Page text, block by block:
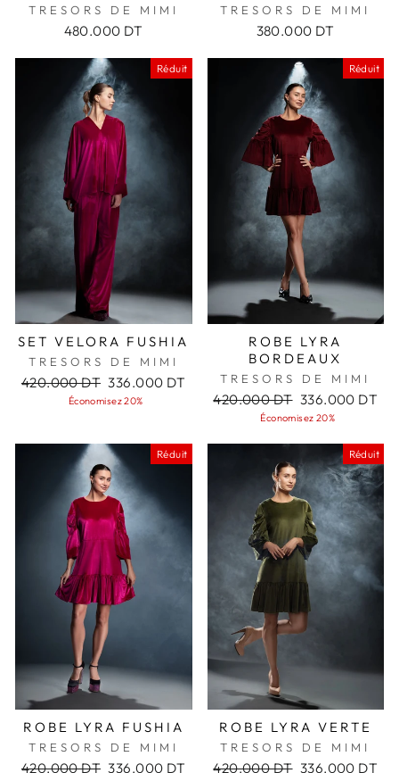
TRESORS DE MIMI
480.000 DT
TRESORS DE MIMI
380.000 DT
Réduit
SET VELORA FUSHIA
TRESORS DE MIMI
Prix
420.000 DT Prix
réduit
336.000 DT
Économisez 20%
Réduit
ROBE LYRA
BORDEAUX
TRESORS DE MIMI
Prix
420.000 DT Prix
réduit
336.000 DT
Économisez 20%
Réduit
ROBE LYRA FUSHIA
TRESORS DE MIMI
Prix
420.000 DT Prix
336.000 DT
Réduit
ROBE LYRA VERTE
TRESORS DE MIMI
Prix
420.000 DT Prix
336.000 DT